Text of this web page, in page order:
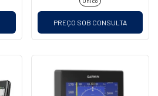
PREÇO SOB CONSULTA